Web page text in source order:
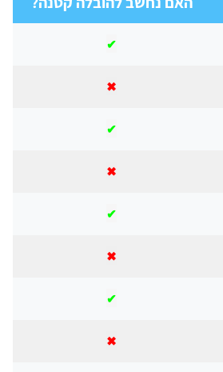
✔
✖
✔
✖
✔
✖
✔
✖